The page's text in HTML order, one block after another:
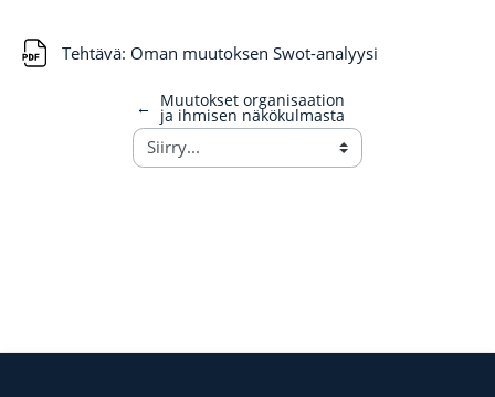
Tehtävä: Oman muutoksen Swot-analyysi
← Muutokset organisaation
ja ihmisen näkökulmasta